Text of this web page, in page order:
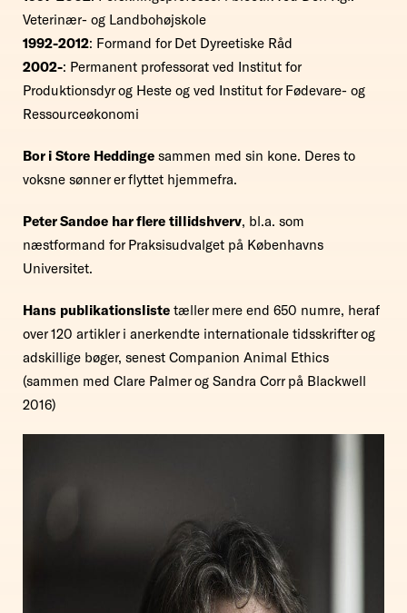
Veterinær- og Landbohøjskole
1992-2012: Formand for Det Dyreetiske Råd
2002-: Permanent professorat ved Institut for
Produktionsdyr og Heste og ved Institut for Fødevare- og
Ressourceøkonomi
Bor i Store Heddinge sammen med sin kone. Deres to
voksne sønner er flyttet hjemmefra.
Peter Sandøe har flere tillidshverv, bl.a. som
næstformand for Praksisudvalget på Københavns
Universitet.
Hans publikationsliste tæller mere end 650 numre, heraf
over 120 artikler i anerkendte internationale tidsskrifter og
adskillige bøger, senest Companion Animal Ethics
(sammen med Clare Palmer og Sandra Corr på Blackwell
2016)